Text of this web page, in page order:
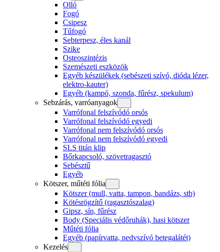
Olló
Fogó
Csipesz
Tűfogó
Sebterpesz, éles kanál
Szike
Osteoszintézis
Szemészeti eszközök
Egyéb készülékek (sebészeti szívó, dióda lézer,
elektro-kauter)
Egyéb (kampó, szonda, fűrész, spekulum)
Sebzárás, varróanyagok
Varrófonal felszívódó orsós
Varrófonal felszívódó egyedi
Varrófonal nem felszívódó orsós
Varrófonal nem felszívódó egyedi
SLS titán klip
Bőrkapcsoló, szövetragasztó
Sebésztű
Egyéb
Kötszer, műtéti fólia
Kötszer (mull, vatta, tampon, bandázs, stb)
Kötésrögzítő (ragasztószalag)
Gipsz, sín, fűrész
Body (Speciális védőruhák), hasi kötszer
Műtéti fólia
Egyéb (papírvatta, nedvszívó betegalátét)
Kezelés